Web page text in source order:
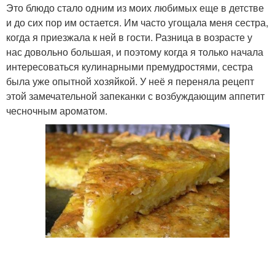
Это блюдо стало одним из моих любимых еще в детстве
и до сих пор им остается. Им часто угощала меня сестра,
когда я приезжала к ней в гости. Разница в возрасте у
нас довольно большая, и поэтому когда я только начала
интересоваться кулинарными премудростями, сестра
была уже опытной хозяйкой. У неё я переняла рецепт
этой замечательной запеканки с возбуждающим аппетит
чесночным ароматом.